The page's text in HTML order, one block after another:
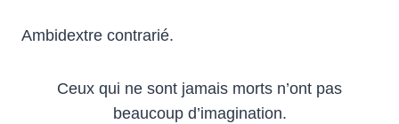
Ambidextre contrarié.
Ceux qui ne sont jamais morts n’ont pas
beaucoup d’imagination.